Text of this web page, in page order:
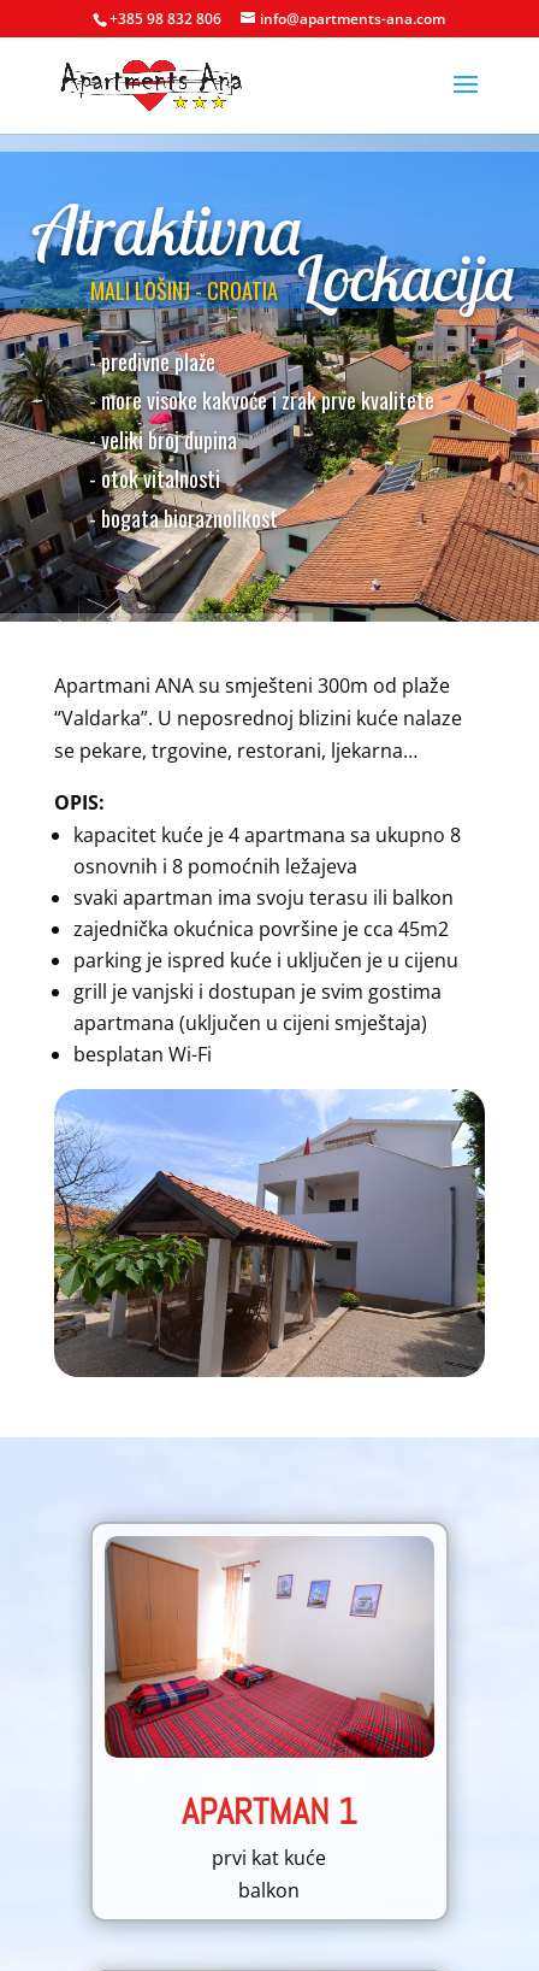
+385 98 832 806 info@apartments-ana.com
Atraktivna
Lockacija
MALI LOŠINJ - CROATIA
- predivne plaže
- more visoke kakvoće i zrak prve kvalitete
- veliki broj dupina
- otok vitalnosti
- bogata bioraznolikost
Apartmani ANA su smješteni 300m od plaže
“Valdarka”. U neposrednoj blizini kuće nalaze
se pekare, trgovine, restorani, ljekarna…
OPIS:
kapacitet kuće je 4 apartmana sa ukupno 8
osnovnih i 8 pomoćnih ležajeva
svaki apartman ima svoju terasu ili balkon
zajednička okućnica površine je cca 45m2
parking je ispred kuće i uključen je u cijenu
grill je vanjski i dostupan je svim gostima
apartmana (uključen u cijeni smještaja)
besplatan Wi-Fi
APARTMAN 1
prvi kat kuće
balkon